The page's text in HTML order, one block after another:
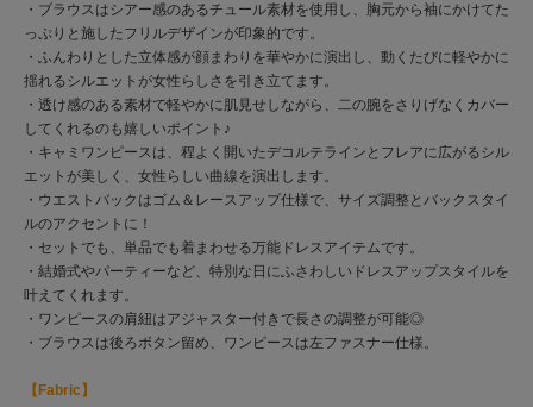
・ブラウスはシアー感のあるチュール素材を使用し、胸元から袖にかけてた
っぷりと施したフリルデザインが印象的です。
・ふんわりとした立体感が顔まわりを華やかに演出し、動くたびに軽やかに
揺れるシルエットが女性らしさを引き立てます。
・透け感のある素材で軽やかに肌見せしながら、二の腕をさりげなくカバー
してくれるのも嬉しいポイント♪
・キャミワンピースは、程よく開いたデコルテラインとフレアに広がるシル
エットが美しく、女性らしい曲線を演出します。
・ウエストバックはゴム＆レースアップ仕様で、サイズ調整とバックスタイ
ルのアクセントに！
・セットでも、単品でも着まわせる万能ドレスアイテムです。
・結婚式やパーティーなど、特別な日にふさわしいドレスアップスタイルを
叶えてくれます。
・ワンピースの肩紐はアジャスター付きで長さの調整が可能◎
・ブラウスは後ろボタン留め、ワンピースは左ファスナー仕様。
【Fabric】